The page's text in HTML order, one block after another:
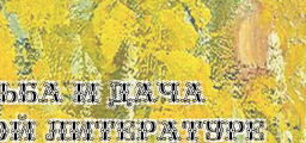
И ДАЧА
ЛИТЕРАТУРЕ